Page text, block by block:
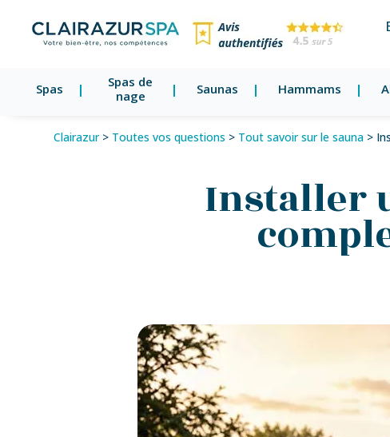
Spas
Spas de
nage
Saunas Hammams
Clairazur> Toutes vos questions > Tout savoir sur le sauna >
Installer